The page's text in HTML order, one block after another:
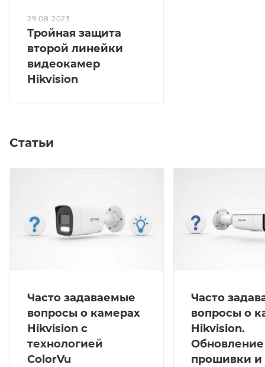
29.08.2023
Тройная защита
второй линейки
видеокамер
Hikvision
Статьи
Часто задаваемые
вопросы о камерах
Hikvision с
технологией
ColorVu
Часто
вопросы о
Hikvision.
Обновление
прошивки и